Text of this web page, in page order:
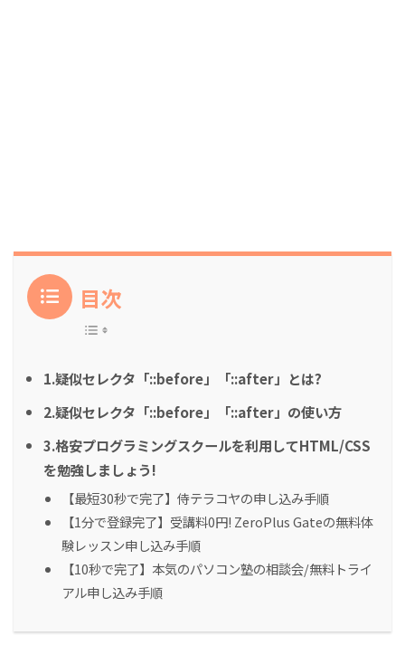
目次
1.疑似セレクタ「::before」「::after」とは?
2.疑似セレクタ「::before」「::after」の使い方
3.格安プログラミングスクールを利用してHTML/CSS
を勉強しましょう!
【最短30秒で完了】侍テラコヤの申し込み手順
【1分で登録完了】受講料0円! ZeroPlus Gateの無料体
験レッスン申し込み手順
【10秒で完了】本気のパソコン塾の相談会/無料トライ
アル申し込み手順